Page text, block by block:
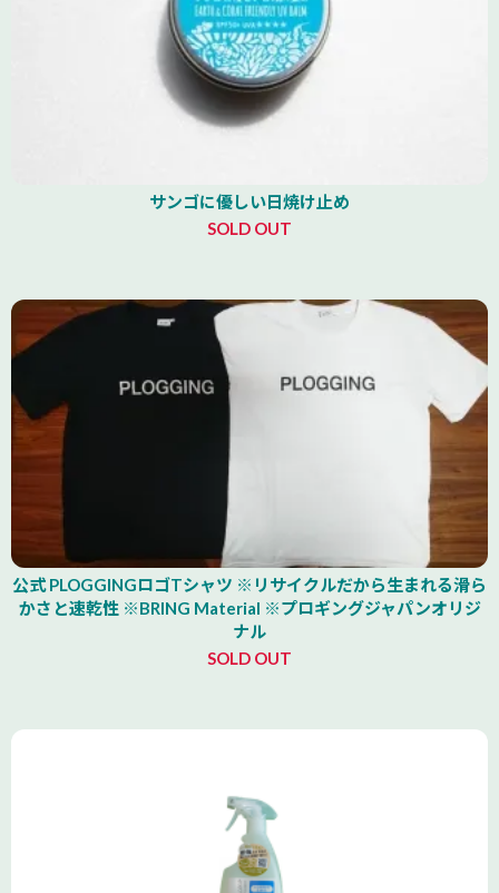
サンゴに優しい日焼け止め
SOLD OUT
公式 PLOGGINGロゴTシャツ ※リサイクルだから生まれる滑ら
かさと速乾性 ※BRING Material ※プロギングジャパンオリジ
ナル
SOLD OUT